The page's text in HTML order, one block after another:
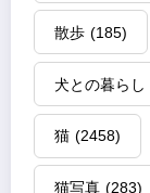
散歩 (185)
犬との暮らし
猫 (2458)
猫写真 (283)